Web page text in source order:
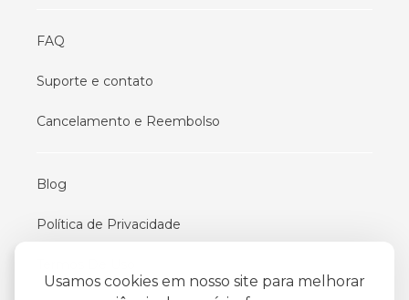
Usamos cookies em nosso site para melhorar
FAQ
Suporte e contato
Cancelamento e Reembolso
Blog
Política de Privacidade